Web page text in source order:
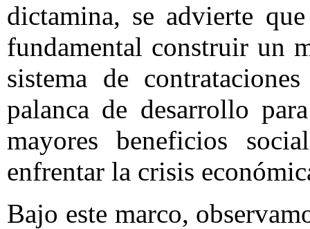
dictamina, se advierte
fundamental construir un
sistema de
palanca de desarrollo
mayores beneficios
enfrentar la crisis
Bajo este marco,